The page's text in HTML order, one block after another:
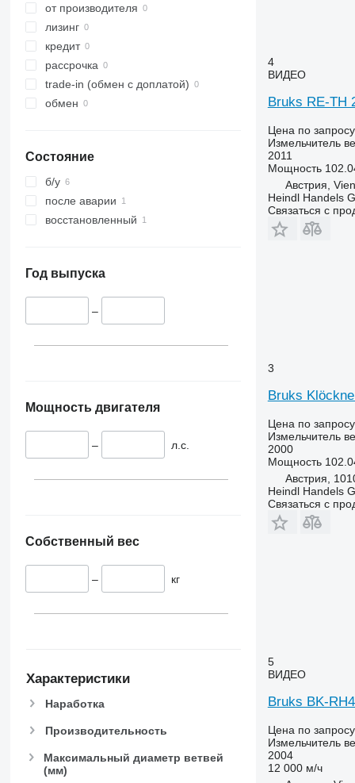
от производителя
лизинг
кредит
рассрочка
trade-in (обмен с доплатой)
обмен
Состояние
б/у
после аварии
восстановленный
Год выпуска
–
Мощность двигателя
– л.с.
Собственный вес
– кг
Характеристики
Наработка
Производительность
Максимальный диаметр ветвей
(мм)
4
ВИДЕО
Bruks RE-TH
Цена по запросу
Измельчитель
2011
Мощность
Австрия,
Heindl Handels
Связаться с
3
Bruks
Цена по запросу
Измельчитель
2000
Мощность
Австрия,
Heindl Handels
Связаться с
5
ВИДЕО
Bruks BK-
Цена по запросу
Измельчитель
2004
12 000 м/ч